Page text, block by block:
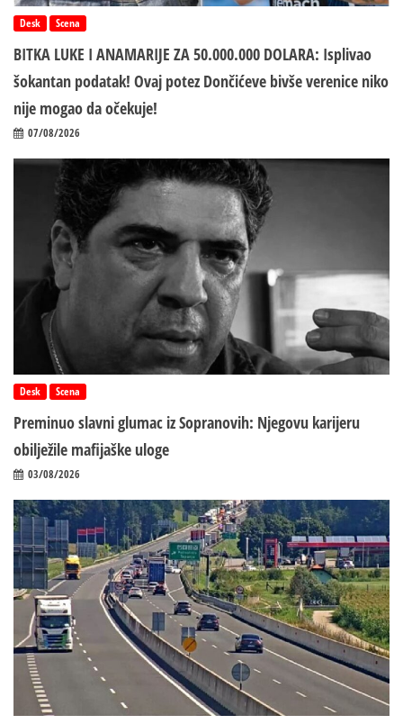
Desk Scena
BITKA LUKE I ANAMARIJE ZA 50.000.000 DOLARA: Isplivao
šokantan podatak! Ovaj potez Dončićeve bivše verenice niko
nije mogao da očekuje!
07/08/2026
Desk Scena
Preminuo slavni glumac iz Sopranovih: Njegovu karijeru
obilježile mafijaške uloge
03/08/2026